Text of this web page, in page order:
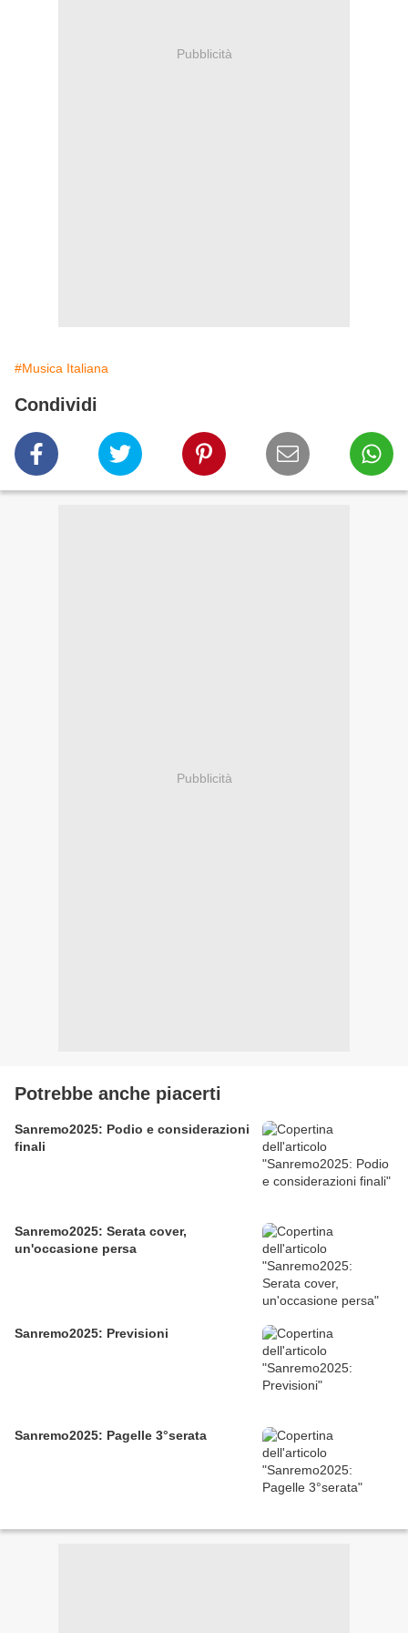
Pubblicità
#Musica Italiana
Condividi
Pubblicità
Potrebbe anche piacerti
Sanremo2025: Podio e considerazioni
finali
Sanremo2025: Serata cover,
un'occasione persa
Sanremo2025: Previsioni
Sanremo2025: Pagelle 3°serata